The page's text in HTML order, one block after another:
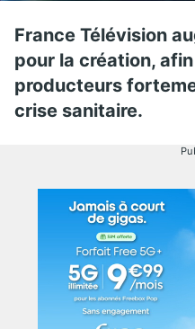
France Télévision
pour la création,
producteurs
crise sanitaire.